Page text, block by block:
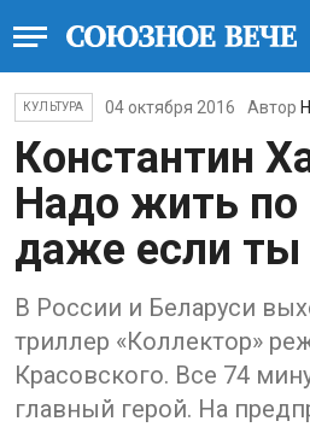
КУЛЬТУРА 04 октября 2016 Автор
Константин
Надо жить по
даже если
В России и Беларуси
триллер «Коллектор»
Красовского. Все 74
главный герой. На